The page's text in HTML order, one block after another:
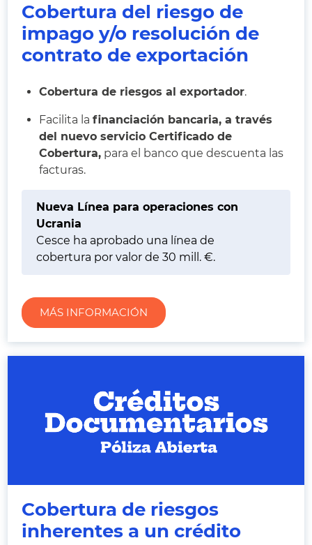
Cobertura del riesgo de
impago y/o resolución de
contrato de exportación
Cobertura de riesgos al exportador.
Facilita la financiación bancaria, a través
del nuevo servicio Certificado de
Cobertura, para el banco que descuenta las
facturas.
Nueva Línea para operaciones con
Ucrania
Cesce ha aprobado una línea de
cobertura por valor de 30 mill. €.
MÁS INFORMACIÓN
Cobertura de riesgos
inherentes a un crédito